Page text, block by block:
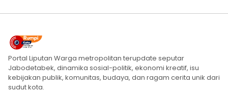
Portal Liputan Warga metropolitan terupdate seputar
Jabodetabek, dinamika sosial-politik, ekonomi kreatif, isu
kebijakan publik, komunitas, budaya, dan ragam cerita unik dari
sudut kota.